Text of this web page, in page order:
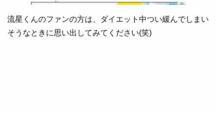
流星くんのファンの方は、ダイエット中つい緩んでしまい
そうなときに思い出してみてください(笑)